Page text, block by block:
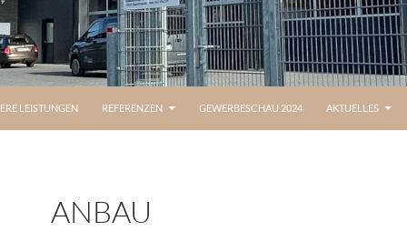
LEISTUNGEN REFERENZEN GEWERBESCHAU 2024 AKTUELLES
ANBAU